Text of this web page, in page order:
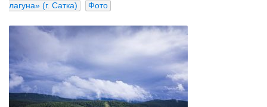
лагуна» (г. Сатка)
Фото